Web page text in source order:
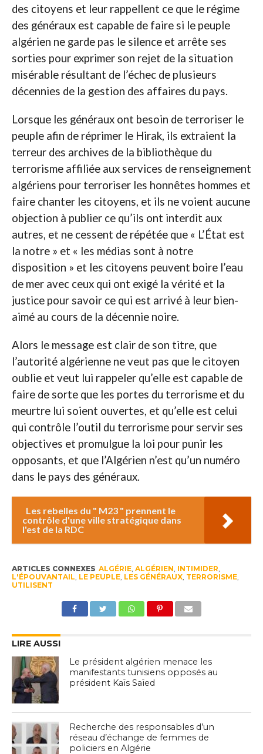
des citoyens et leur rappellent ce que le régime
des généraux est capable de faire si le peuple
algérien ne garde pas le silence et arrête ses
sorties pour exprimer son rejet de la situation
misérable résultant de l’échec de plusieurs
décennies de la gestion des affaires du pays.
Lorsque les généraux ont besoin de terroriser le
peuple afin de réprimer le Hirak, ils extraient la
terreur des archives de la bibliothèque du
terrorisme affiliée aux services de renseignement
algériens pour terroriser les honnêtes hommes et
faire chanter les citoyens, et ils ne voient aucune
objection à publier ce qu’ils ont interdit aux
autres, et ne cessent de répétée que « L’État est
la notre » et « les médias sont à notre
disposition » et les citoyens peuvent boire l’eau
de mer avec ceux qui ont exigé la vérité et la
justice pour savoir ce qui est arrivé à leur bien-
aimé au cours de la décennie noire.
Alors le message est clair de son titre, que
l’autorité algérienne ne veut pas que le citoyen
oublie et veut lui rappeler qu’elle est capable de
faire de sorte que les portes du terrorisme et du
meurtre lui soient ouvertes, et qu’elle est celui
qui contrôle l’outil du terrorisme pour servir ses
objectives et promulgue la loi pour punir les
opposants, et que l’Algérien n’est qu’un numéro
dans le pays des généraux.
Les rebelles du " M23 " prennent le
contrôle d'une ville stratégique dans
l'est de la RDC
ARTICLES CONNEXES ALGÉRIE, ALGÉRIEN INTIMIDER
L'ÉPOUVANTAIL LE PEUPLE, LES GÉNÉRAUX, TERRORISME,
UTILISENT
LIRE AUSSI
Le président algérien menace les
manifestants tunisiens opposés au
président Kaïs Saïed
Recherche des responsables d’un
réseau d’échange de femmes de
policiers en Algérie